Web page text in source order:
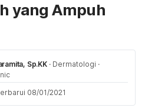
yang Ampuh
Sp.KK · Dermatologi ·
08/01/2021